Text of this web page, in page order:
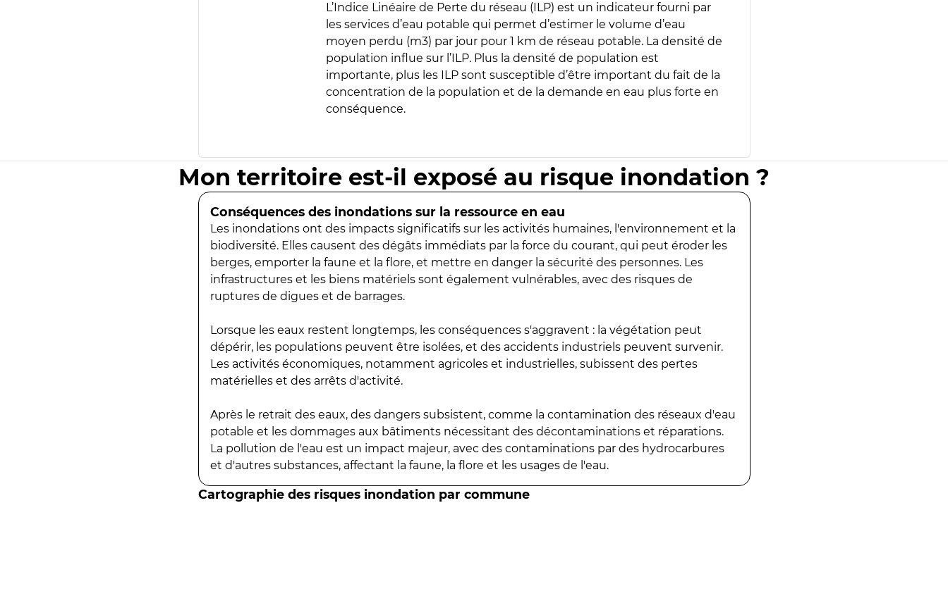
L’Indice Linéaire de Perte du réseau (ILP) est un indicateur fourni par
les services d’eau potable qui permet d’estimer le volume d’eau
moyen perdu (m3) par jour pour 1 km de réseau potable. La densité de
population influe sur l’ILP. Plus la densité de population est
importante, plus les ILP sont susceptible d’être important du fait de la
concentration de la population et de la demande en eau plus forte en
conséquence.
Mon territoire est-il exposé au risque inondation ?
Conséquences des inondations sur la ressource en eau
Les inondations ont des impacts significatifs sur les activités humaines, l'environnement et la
biodiversité. Elles causent des dégâts immédiats par la force du courant, qui peut éroder les
berges, emporter la faune et la flore, et mettre en danger la sécurité des personnes. Les
infrastructures et les biens matériels sont également vulnérables, avec des risques de
ruptures de digues et de barrages.
Lorsque les eaux restent longtemps, les conséquences s'aggravent : la végétation peut
dépérir, les populations peuvent être isolées, et des accidents industriels peuvent survenir.
Les activités économiques, notamment agricoles et industrielles, subissent des pertes
matérielles et des arrêts d'activité.
Après le retrait des eaux, des dangers subsistent, comme la contamination des réseaux d'eau
potable et les dommages aux bâtiments nécessitant des décontaminations et réparations.
La pollution de l'eau est un impact majeur, avec des contaminations par des hydrocarbures
et d'autres substances, affectant la faune, la flore et les usages de l'eau.
Cartographie des risques inondation par commune